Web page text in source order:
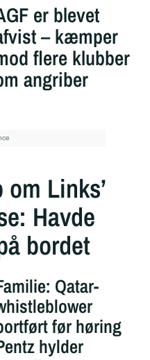
er blevet
– kæmper
flere klubber
angriber
Links’
Havde
bordet
Qatar-
før høring
hylder